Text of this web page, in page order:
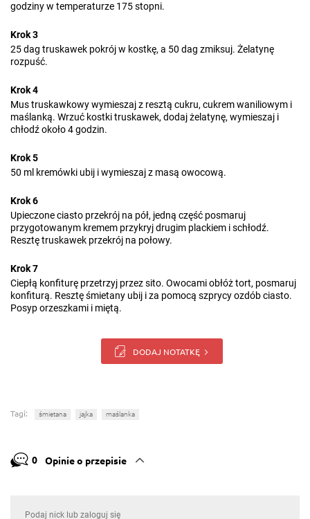
godziny w temperaturze 175 stopni.
Krok 3
25 dag truskawek pokrój w kostkę, a 50 dag zmiksuj. Żelatynę
rozpuść.
Krok 4
Mus truskawkowy wymieszaj z resztą cukru, cukrem waniliowym i
maślanką. Wrzuć kostki truskawek, dodaj żelatynę, wymieszaj i
chłodź około 4 godzin.
Krok 5
50 ml kremówki ubij i wymieszaj z masą owocową.
Krok 6
Upieczone ciasto przekrój na pół, jedną część posmaruj
przygotowanym kremem przykryj drugim plackiem i schłodź.
Resztę truskawek przekrój na połowy.
Krok 7
Ciepłą konfiturę przetrzyj przez sito. Owocami obłóż tort, posmaruj
konfiturą. Resztę śmietany ubij i za pomocą szprycy ozdób ciasto.
Posyp orzeszkami i miętą.
DODAJ NOTATKĘ
Tagi: śmietana jajka maślanka
0 Opinie o przepisie